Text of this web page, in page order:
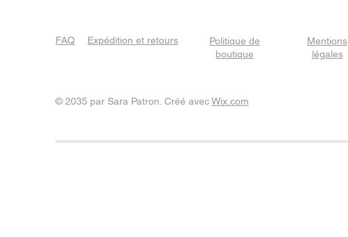
FAQ Expédition et retours
Politique de
boutique
Mentions
légales
© 2035 par Sara Patron. Créé avecWix.com